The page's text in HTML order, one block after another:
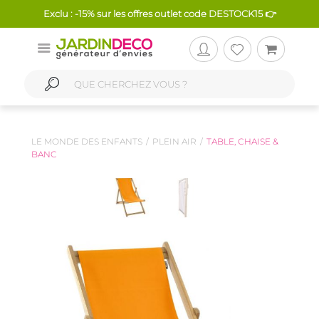
Exclu : -15% sur les offres outlet code DESTOCK15 👉
LE MONDE DES ENFANTS PLEIN AIR
TABLE, CHAISE &
BANC